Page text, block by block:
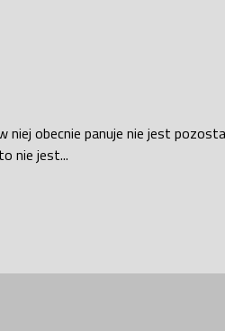
niej obecnie panuje nie jest
nie jest...